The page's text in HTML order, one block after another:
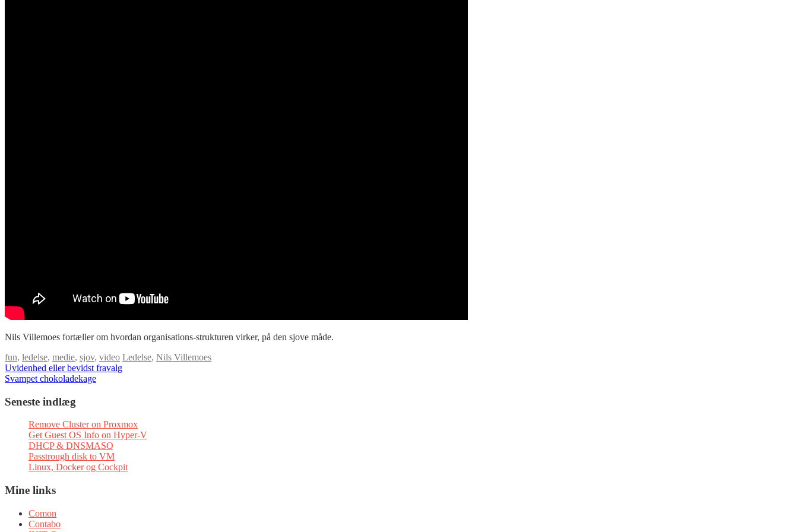
Nils Villemoes fortæller om hvordan organisations-strukturen virker, på den sjove måde.
fun, ledelse, medie, sjov, video Ledelse, Nils Villemoes
Indlægsnavigation
Uvidenhed eller bevidst fravalg
Svampet chokoladekage
Seneste indlæg
Remove Cluster on Proxmox
Get Guest OS Info on Hyper-V
DHCP & DNSMASQ
Passtrough disk to VM
Linux, Docker og Cockpit
Mine links
Comon
Contabo